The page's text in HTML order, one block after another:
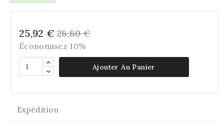
25,92 € 28,80 €
Économisez 10%
Ajouter Au Panier
Expédition